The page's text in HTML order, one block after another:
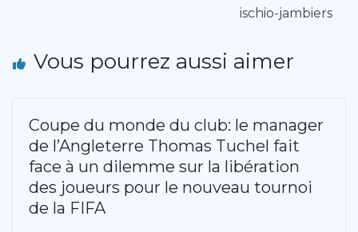
ischio-jambiers
Vous pourrez aussi aimer
Coupe du monde du club: le manager
de l’Angleterre Thomas Tuchel fait
face à un dilemme sur la libération
des joueurs pour le nouveau tournoi
de la FIFA